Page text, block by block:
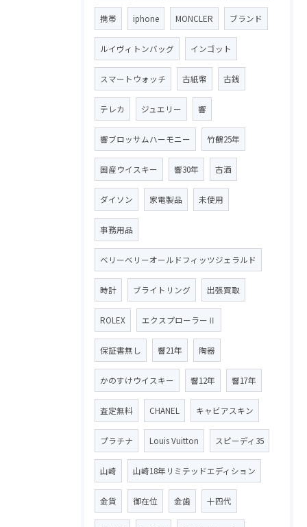
携帯 iphone MONCLER ブランド
ルイヴィトンバッグ インゴット
スマートウォッチ 古紙幣 古銭
テレカ ジュエリー 響
響ブロッサムハーモニー 竹鶴25年
国産ウイスキー 響30年 古酒
ダイソン 家電製品 未使用
事務用品
ベリーベリーオールドフィッツジェラルド
時計 ブライトリング 出張買取
ROLEX エクスプローラーⅡ
保証書無し 響21年 陶器
かのすけウイスキー 響12年 響17年
査定無料 CHANEL キャビアスキン
プラチナ Louis Vuitton スピーディ35
山崎 山崎18年リミテッドエディション
金貨 御在位 金歯 十四代